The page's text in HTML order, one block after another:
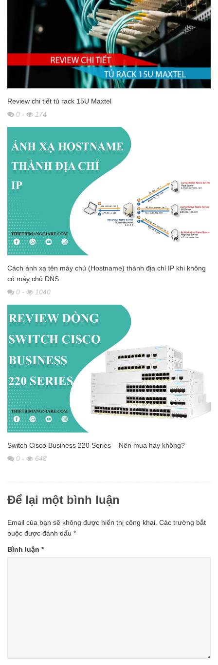
Review chi tiết tủ rack 15U Maxtel
0 - 174
Cách ánh xạ tên máy chủ (Hostname) thành địa chỉ IP khi không
có máy chủ DNS
0 - 1040
Switch Cisco Business 220 Series – Nên mua hay không?
0 - 648
Để lại một bình luận
Email của bạn sẽ không được hiển thị công khai. Các trường bắt
buộc được đánh dấu *
Bình luận *